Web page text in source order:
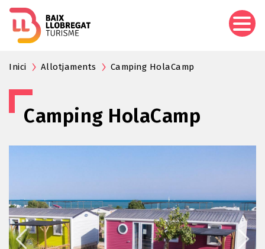
Inici Allotjaments Camping HolaCamp
Camping HolaCamp